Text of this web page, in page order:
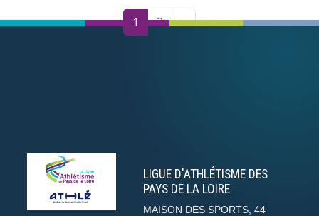
1 2 »
LIGUE D'ATHLÉTISME DES
PAYS DE LA LOIRE
MAISON DES SPORTS, 44